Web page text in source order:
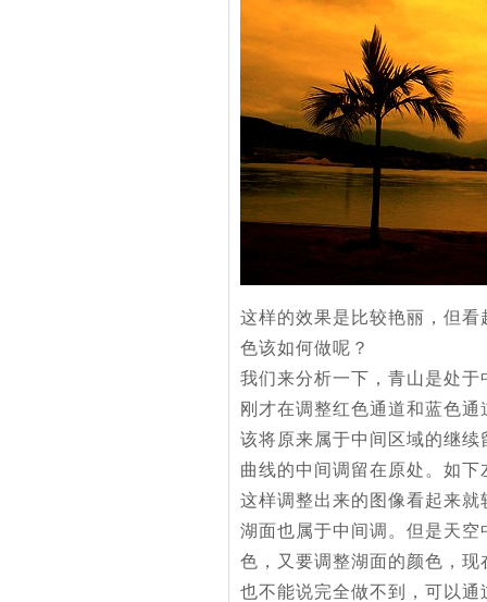
这样的效果是比较艳丽，但
色该如何做呢？
我们来分析一下，青山是处
刚才在调整红色通道和蓝色
该将原来属于中间区域的继
曲线的中间调留在原处。如下
这样调整出来的图像看起来
湖面也属于中间调。但是天
色，又要调整湖面的颜色，
也不能说完全做不到，可以